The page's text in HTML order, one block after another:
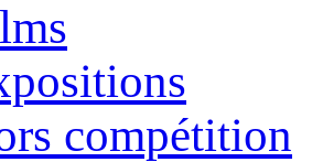
compétition